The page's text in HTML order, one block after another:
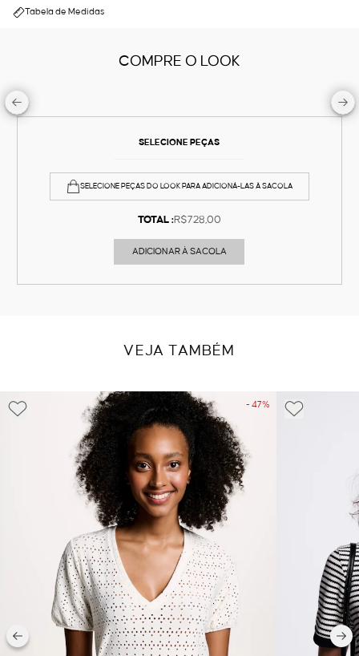
Tabela de Medidas
COMPRE O LOOK
SELECIONE PEÇAS
SELECIONE PEÇAS DO LOOK PARA ADICIONÁ-LAS À SACOLA
TOTAL :R$728,00
ADICIONAR À SACOLA
VEJA TAMBÉM
- 47%